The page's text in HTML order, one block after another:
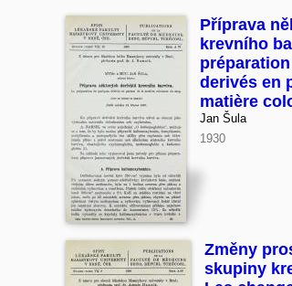
Příprava
krevního
derivés en
matière
Jan Šula
1930
Změny
skupiny